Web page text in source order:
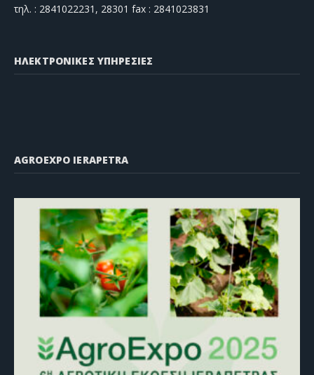
τηλ. : 2841022231, 28301 fax : 2841023831
ΗΛΕΚΤΡΟΝΙΚΕΣ ΥΠΗΡΕΣΙΕΣ
AGROEXPO IERAPETRA